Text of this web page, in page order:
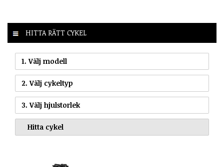
HITTA RÄTT CYKEL
1. Välj modell
2. Välj cykeltyp
3. Välj hjulstorlek